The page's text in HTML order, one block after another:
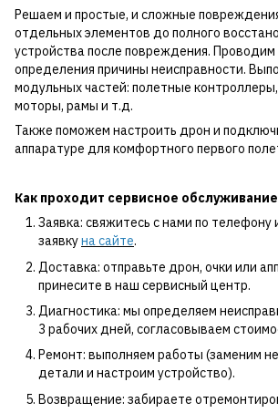
Решаем и простые, и сложные
отдельных элементов до полного
устройства после повреждения. Проводим
определения причины неисправности.
модульных частей: полетные
моторы, рамы и т.д.
Также поможем настроить дрон и
аппаратуре для комфортного первого
Как проходит сервисное
Заявка: свяжитесь с нами по телефону
заявкуна сайте.
Доставка: отправьте дрон, очки или
принесите в наш сервисный центр.
Диагностика: мы определяем
3 рабочих дней, согласовываем
Ремонт: выполняем работы (заменим
детали и настроим устройство).
Возвращение: забираете